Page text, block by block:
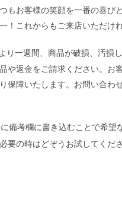
もお客様の笑顔を一番の喜
！これからもご来店いただけ
り一週間、商品が破損、汚損
や返金をご請求ください。お
保障いたします。お問い合わ
備考欄に書き込むことで希
要の時はどぞうお試してくださ